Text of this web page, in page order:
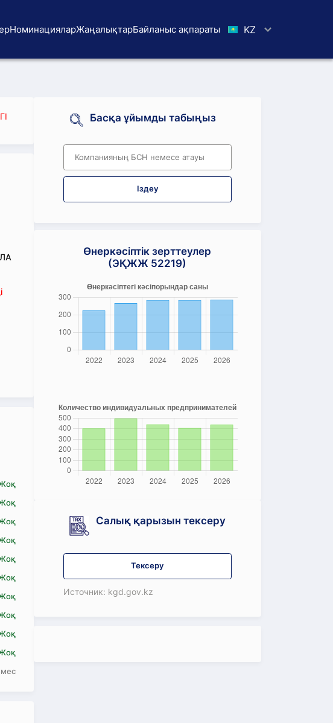
НоминацияларЖаңалықтарБайланыс ақпараты KZ
Басқа ұйымды табыңыз
Іздеу
Өнеркәсіптік зерттеулер
(ЭҚЖЖ 52219)
Салық қарызын тексеру
Тексеру
Источник: kgd.gov.kz